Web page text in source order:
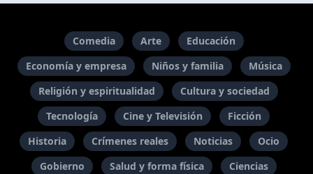
Comedia Arte
Educación
Economía y empresa
Niños y familia
Música
Religión y espiritualidad
Cultura y sociedad
Tecnología
Cine y Televisión
Ficción
Historia
Crímenes reales Noticias
Ocio
Gobierno
Salud y forma física Ciencias